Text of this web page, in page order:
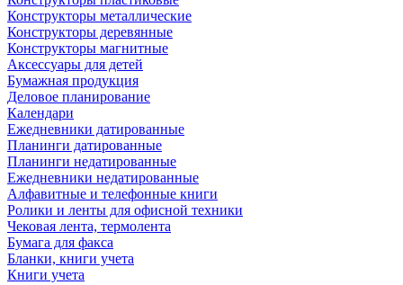
Конструкторы металлические
Конструкторы деревянные
Конструкторы магнитные
Аксессуары для детей
Бумажная продукция
Деловое планирование
Календари
Ежедневники датированные
Планинги датированные
Планинги недатированные
Ежедневники недатированные
Алфавитные и телефонные книги
Ролики и ленты для офисной техники
Чековая лента, термолента
Бумага для факса
Бланки, книги учета
Книги учета